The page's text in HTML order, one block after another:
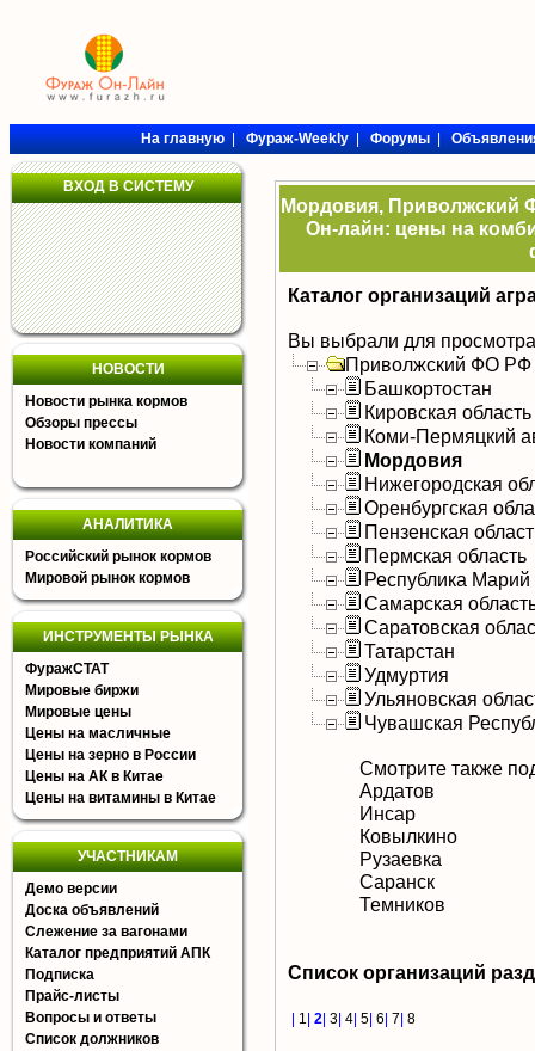
На главную|Фураж-Weekly|Форумы|
ВХОД В СИСТЕМУ
НОВОСТИ
Новости рынка кормов
Обзоры прессы
Новости компаний
АНАЛИТИКА
Российский рынок кормов
Мировой рынок кормов
ИНСТРУМЕНТЫ РЫНКА
ФуражСТАТ
Мировые биржи
Мировые цены
Цены на масличные
Цены на зерно в России
Цены на АК в Китае
Цены на витамины в Китае
УЧАСТНИКАМ
Демо версии
Доска объявлений
Слежение за вагонами
Каталог предприятий АПК
Подписка
Прайс-листы
Вопросы и ответы
Список должников
Мордовия, Приволжский
Он-лайн: цены на
Каталог организаций
Вы выбрали для
Приволжский ФО РФ
Башкортостан
Кировская область
Коми-Пермяцкий
Мордовия
Нижегородская
Оренбургская
Пензенская
Пермская область
Республика
Самарская
Саратовская
Татарстан
Удмуртия
Ульяновская
Чувашская
Смотрите также
Ардатов
Инсар
Ковылкино
Рузаевка
Саранск
Темников
Список организаций
1 2 3 4 5 6 7 8